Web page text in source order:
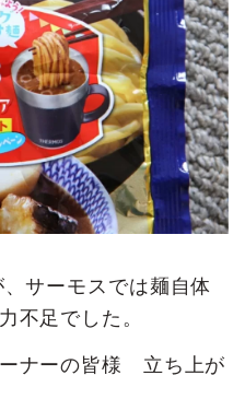
サーモスでは麺自体
不足でした。
ナーの皆様 立ち上が